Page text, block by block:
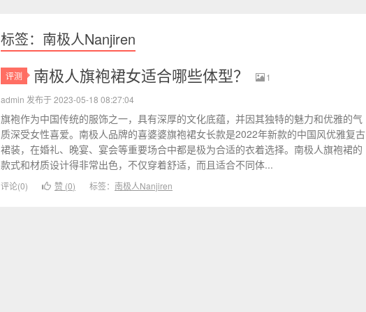
标签：南极人Nanjiren
评测 南极人旗袍裙女适合哪些体型？
1
admin 发布于 2023-05-18 08:27:04
旗袍作为中国传统的服饰之一，具有深厚的文化底蕴，并因其独特的魅力和优雅的气
质深受女性喜爱。南极人品牌的喜婆婆旗袍裙女长款是2022年新款的中国风优雅复古
裙装，在婚礼、晚宴、宴会等重要场合中都是极为合适的衣着选择。南极人旗袍裙的
款式和材质设计得非常出色，不仅穿着舒适，而且适合不同体...
评论(0) 赞 (0) 标签： 南极人Nanjiren